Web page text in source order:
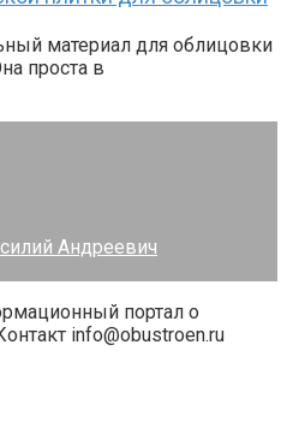
материал для облицовки
проста в
Андреевич
портал о
info@obustroen.ru